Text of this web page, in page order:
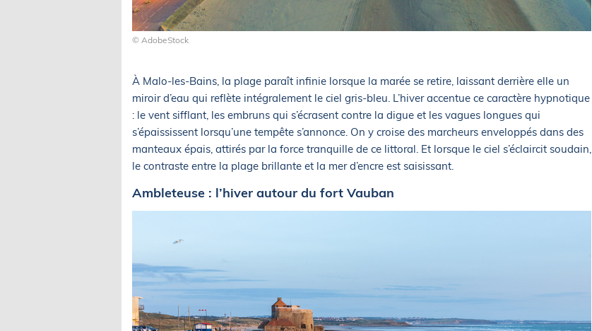
© AdobeStock
À Malo-les-Bains, la plage paraît infinie lorsque la marée se retire, laissant derrière elle un
miroir d’eau qui reflète intégralement le ciel gris-bleu. L’hiver accentue ce caractère hypnotique
: le vent sifflant, les embruns qui s’écrasent contre la digue et les vagues longues qui
s’épaississent lorsqu’une tempête s’annonce. On y croise des marcheurs enveloppés dans des
manteaux épais, attirés par la force tranquille de ce littoral. Et lorsque le ciel s’éclaircit soudain,
le contraste entre la plage brillante et la mer d’encre est saisissant.
Ambleteuse : l’hiver autour du fort Vauban